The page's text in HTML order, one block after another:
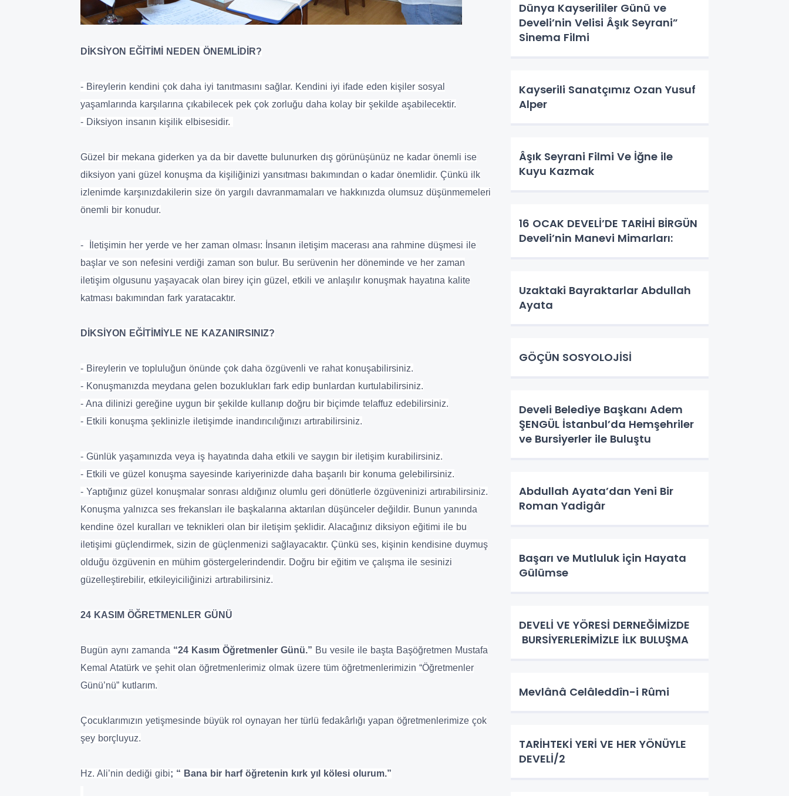
DİKSİYON EĞİTİMİ NEDEN ÖNEMLİDİR?
- Bireylerin kendini çok daha iyi tanıtmasını sağlar. Kendini iyi ifade eden kişiler sosyal
yaşamlarında karşılarına çıkabilecek pek çok zorluğu daha kolay bir şekilde aşabilecektir.
- Diksiyon insanın kişilik elbisesidir.
Güzel bir mekana giderken ya da bir davette bulunurken dış görünüşünüz ne kadar önemli ise
diksiyon yani güzel konuşma da kişiliğinizi yansıtması bakımından o kadar önemlidir. Çünkü ilk
izlenimde karşınızdakilerin size ön yargılı davranmamaları ve hakkınızda olumsuz düşünmemeleri
önemli bir konudur.
- İletişimin her yerde ve her zaman olması: İnsanın iletişim macerası ana rahmine düşmesi ile
başlar ve son nefesini verdiği zaman son bulur. Bu serüvenin her döneminde ve her zaman
iletişim olgusunu yaşayacak olan birey için güzel, etkili ve anlaşılır konuşmak hayatına kalite
katması bakımından fark yaratacaktır.
DİKSİYON EĞİTİMİYLE NE KAZANIRSINIZ?
- Bireylerin ve topluluğun önünde çok daha özgüvenli ve rahat konuşabilirsiniz.
- Konuşmanızda meydana gelen bozuklukları fark edip bunlardan kurtulabilirsiniz.
- Ana dilinizi gereğine uygun bir şekilde kullanıp doğru bir biçimde telaffuz edebilirsiniz.
- Etkili konuşma şeklinizle iletişimde inandırıcılığınızı artırabilirsiniz.
- Günlük yaşamınızda veya iş hayatında daha etkili ve saygın bir iletişim kurabilirsiniz.
- Etkili ve güzel konuşma sayesinde kariyerinizde daha başarılı bir konuma gelebilirsiniz.
- Yaptığınız güzel konuşmalar sonrası aldığınız olumlu geri dönütlerle özgüveninizi artırabilirsiniz.
Konuşma yalnızca ses frekansları ile başkalarına aktarılan düşünceler değildir. Bunun yanında
kendine özel kuralları ve teknikleri olan bir iletişim şeklidir. Alacağınız diksiyon eğitimi ile bu
iletişimi güçlendirmek, sizin de güçlenmenizi sağlayacaktır. Çünkü ses, kişinin kendisine duymuş
olduğu özgüvenin en mühim göstergelerindendir. Doğru bir eğitim ve çalışma ile sesinizi
güzelleştirebilir, etkileyiciliğinizi artırabilirsiniz.
24 KASIM ÖĞRETMENLER GÜNÜ
Bugün aynı zamanda “24 Kasım Öğretmenler Günü.” Bu vesile ile başta Başöğretmen Mustafa
Kemal Atatürk ve şehit olan öğretmenlerimiz olmak üzere tüm öğretmenlerimizin “Öğretmenler
Günü’nü” kutlarım.
Çocuklarımızın yetişmesinde büyük rol oynayan her türlü fedakârlığı yapan öğretmenlerimize çok
şey borçluyuz.
Hz. Ali’nin dediği gibi; “ Bana bir harf öğretenin kırk yıl kölesi olurum.”
Dünya Kayserililer Günü ve
Develi’nin Velisi Âşık Seyrani”
Sinema Filmi
Kayserili Sanatçımız Ozan Yusuf
Alper
Âşık Seyrani Filmi Ve İğne ile
Kuyu Kazmak
16 OCAK DEVELİ’DE TARİHİ BİRGÜN
Develi’nin Manevi Mimarları:
Uzaktaki Bayraktarlar Abdullah
Ayata
GÖÇÜN SOSYOLOJİSİ
Develi Belediye Başkanı Adem
ŞENGÜL İstanbul’da Hemşehriler
ve Bursiyerler ile Buluştu
Abdullah Ayata’dan Yeni Bir
Roman Yadigâr
Başarı ve Mutluluk için Hayata
Gülümse
DEVELİ VE YÖRESİ DERNEĞİMİZDE
BURSİYERLERİMİZLE İLK BULUŞMA
Mevlânâ Celâleddîn-i Rûmi
TARİHTEKİ YERİ VE HER YÖNÜYLE
DEVELİ/2